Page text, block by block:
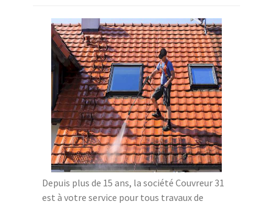
Depuis plus de 15 ans, la société Couvreur 31
est à votre service pour tous travaux de